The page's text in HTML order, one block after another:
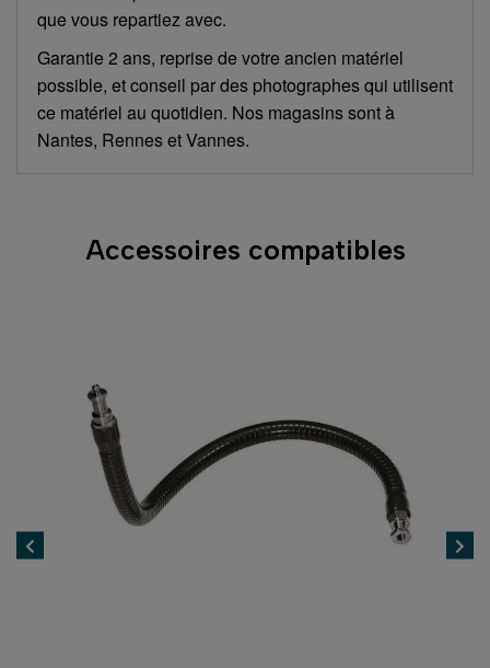
que vous repartiez avec.
Garantie 2 ans, reprise de votre ancien matériel
possible, et conseil par des photographes qui utilisent
ce matériel au quotidien. Nos magasins sont à
Nantes, Rennes et Vannes.
Accessoires compatibles